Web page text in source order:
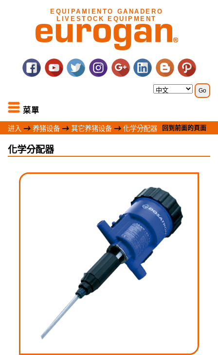
EQUIPAMIENTO GANADERO
LIVESTOCK EQUIPMENT
菜單
进入 养猪设备 其它养猪设备 化学分配器 回到前面的頁面
化学分配器